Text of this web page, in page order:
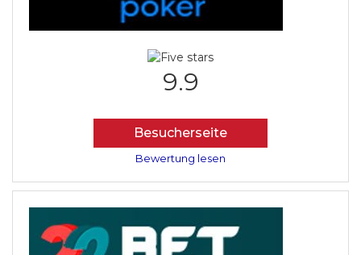
9.9
Besucherseite
Bewertung lesen